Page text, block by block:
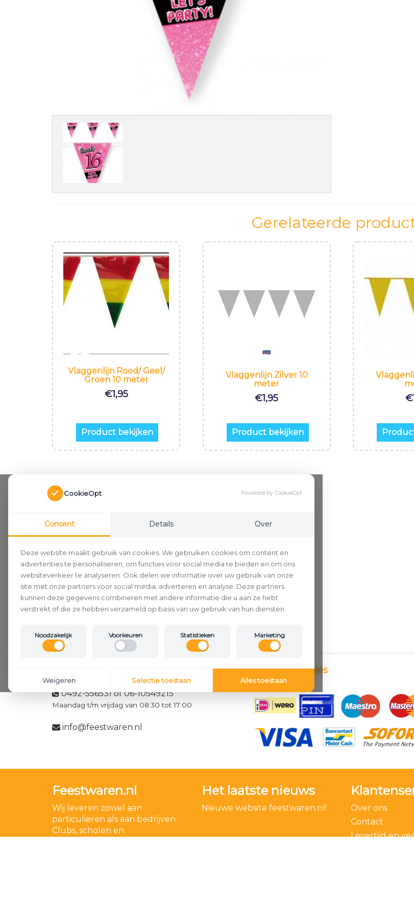
Gerelateerde
Vlaggenlijn Rood/ Geel/
Groen 10 meter
€1,95
Product bekijken
Vlaggenlijn Zilver 10
meter
€1,95
Product bekijken
€
0492-556531 of 06-10549215
Maandag t/m vrijdag van 08:30 tot 17:00
info@feestwaren.nl
Betaalmethodes
Feestwaren.nl
Wij leveren zowel aan
particulieren als aan bedrijven.
Clubs, scholen en
Het laatste nieuws
Nieuwe website feestwaren.nl!
Over ons
Contact
Levertijd en
CookieOpt Powered by CookieOpt
Consent Details Over
Deze website maakt gebruik van cookies. We gebruiken cookies om content en
advertenties te personaliseren, om functies voor social media te bieden en om ons
websiteverkeer te analyseren. Ook delen we informatie over uw gebruik van onze
site met onze partners voor social media, adverteren en analyse. Deze partners
kunnen deze gegevens combineren met andere informatie die u aan ze hebt
verstrekt of die ze hebben verzameld op basis van uw gebruik van hun diensten.
Noodzakelijk Voorkeuren Statistieken Marketing
Weigeren Selectie toestaan Alles toestaan